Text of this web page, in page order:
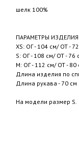
шелк 100%
ПАРАМЕТРЫ
XS: ОГ - 104 см/ ОТ -
S: ОГ - 108 см/ ОТ - 76
M: ОГ - 112 см/ ОТ - 80
Длина изделия по
Длина рукава - 70 см
На модели размер S.